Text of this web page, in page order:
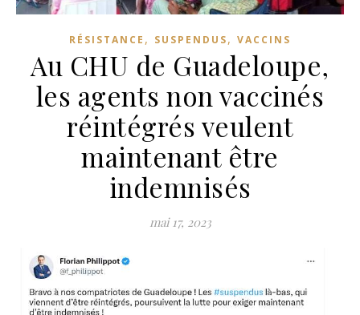
RÉSISTANCE , SUSPENDUS, VACCINS
Au CHU de Guadeloupe,
les agents non vaccinés
réintégrés veulent
maintenant être
indemnisés
mai 17, 2023